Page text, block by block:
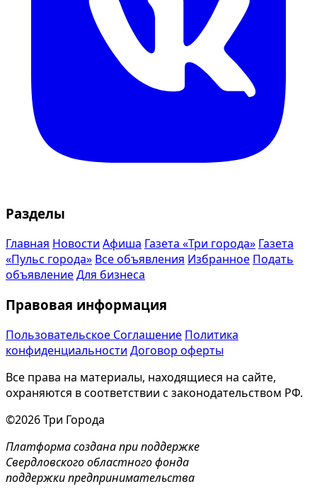
Разделы
Главная Новости Афиша Газета «Три города» Газета
«Пульс города» Все объявления Избранное Подать
объявлениеДля бизнеса
Правовая информация
Пользовательское Соглашение Политика
конфиденциальности Договор оферты
Все права на материалы, находящиеся на сайте,
охраняются в соответствии с законодательством РФ.
©2026 Три Города
Платформа создана при поддержке
Свердловского областного фонда
поддержки предпринимательства